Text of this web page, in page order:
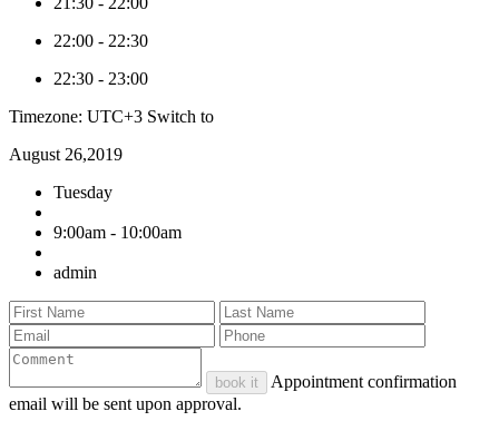
22:00 - 22:30
22:30 - 23:00
Timezone: UTC+3 Switch to
August 26,2019
Tuesday
9:00am - 10:00am
admin
book it
Appointment confirmation
email will be sent upon approval.